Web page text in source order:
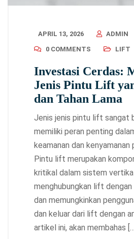
APRIL 13, 2026
ADMIN
0 COMMENTS
LIFT
Investasi Cerdas:
Jenis Pintu Lift
dan Tahan Lama
Jenis jenis pintu lift sangat
memiliki peran penting
keamanan dan
Pintu lift merupakan
kritikal dalam sistem
menghubungkan lift
dan memungkinkan
dan keluar dari lift dengan
artikel ini, akan membahas […]